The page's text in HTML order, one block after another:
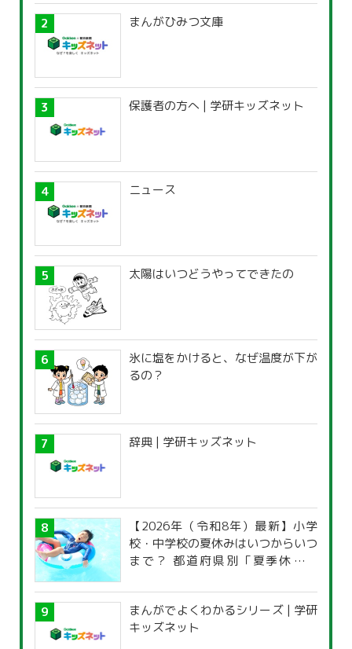
まんがひみつ文庫
保護者の方へ | 学研キッズネット
ニュース
太陽はいつどうやってできたの
氷に塩をかけると、なぜ温度が下が
るの？
辞典 | 学研キッズネット
【2026年（令和8年）最新】小学
校・中学校の夏休みはいつからいつ
まで？ 都道府県別「夏季休暇一
まんがでよくわかるシリーズ | 学研
キッズネット